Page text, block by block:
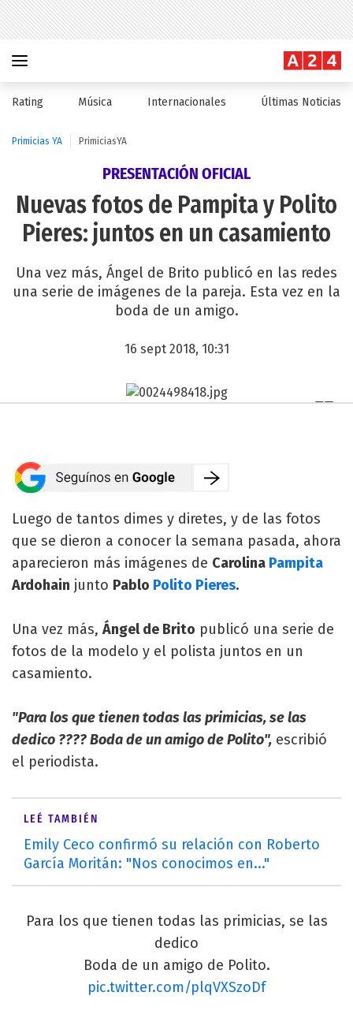
Rating Música Internacionales Últimas Noticias
Primicias YA PrimiciasYA
PRESENTACIÓN OFICIAL
Nuevas fotos de Pampita y Polito
Pieres: juntos en un casamiento
Una vez más, Ángel de Brito publicó en las redes
una serie de imágenes de la pareja. Esta vez en la
boda de un amigo.
16 sept 2018, 10:31
Luego de tantos dimes y diretes, y de las fotos
que se dieron a conocer la semana pasada, ahora
aparecieron más imágenes de Carolina Pampita
Ardohain junto Pablo Polito Pieres.
Una vez más, Ángel de Brito publicó una serie de
fotos de la modelo y el polista juntos en un
casamiento.
"Para los que tienen todas las primicias, se las
dedico ???? Boda de un amigo de Polito", escribió
el periodista.
LEÉ TAMBIÉN
Emily Ceco confirmó su relación con Roberto
García Moritán: "Nos conocimos en..."
Para los que tienen todas las primicias, se las
dedico
Boda de un amigo de Polito.
pic.twitter.com/plqVXSzoDf